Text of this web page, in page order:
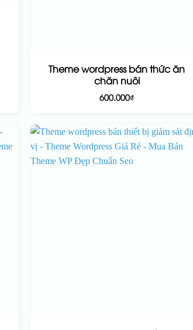
Theme wordpress bán thức ăn
chăn nuôi
600.000₫